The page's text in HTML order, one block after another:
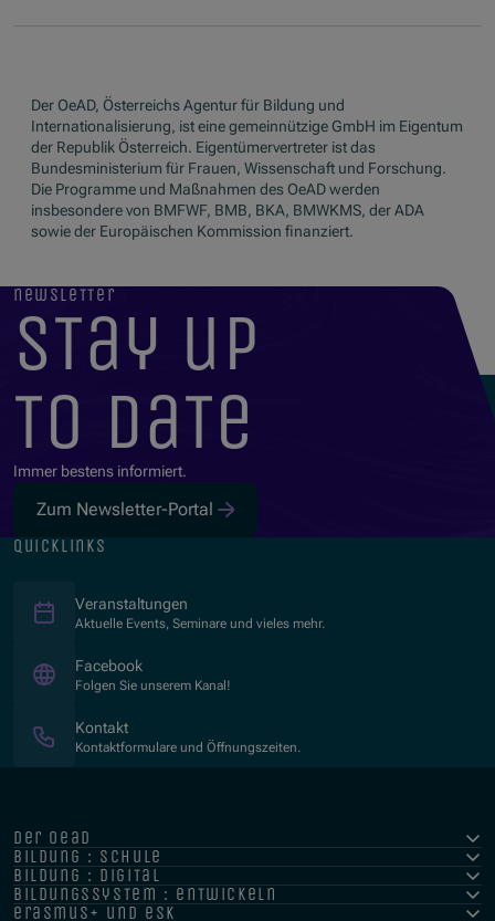
Der OeAD, Österreichs Agentur für Bildung und
Internationalisierung, ist eine gemeinnützige GmbH im Eigentum
der Republik Österreich. Eigentümervertreter ist das
Bundesministerium für Frauen, Wissenschaft und Forschung.
Die Programme und Maßnahmen des OeAD werden
insbesondere von BMFWF, BMB, BKA, BMWKMS, der ADA
sowie der Europäischen Kommission finanziert.
newsletter
stay up
to date
Immer bestens informiert.
Zum Newsletter-Portal
quicklinks
Veranstaltungen
Aktuelle Events, Seminare und vieles mehr.
Facebook(Öffnet in neuem Fenster)
Folgen Sie unserem Kanal!
Kontakt
Kontaktformulare und Öffnungszeiten.
der oead
bildung : schule
bildung : digital
bildungssystem : entwickeln
erasmus+ und esk